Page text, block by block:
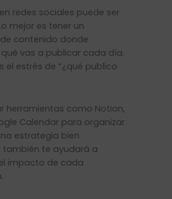
redes sociales puede ser
mejor es tener un
contenido donde
vas a publicar cada día.
el estrés de “¿qué publico
herramientas como Notion,
Calendar para organizar
estrategia bien
te ayudará a
impacto de cada